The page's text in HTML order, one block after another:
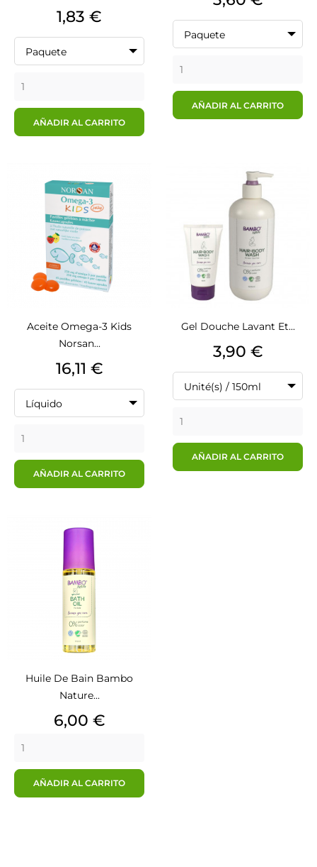
Precio
1,83 €
Paquete
AÑADIR AL CARRITO
Paquete
AÑADIR AL CARRITO
Aceite Omega-3 Kids
Norsan...
Precio
16,11 €
Líquido
AÑADIR AL CARRITO
Gel Douche Lavant Et...
Precio
3,90 €
Unité(s) / 150ml
AÑADIR AL CARRITO
Huile De Bain Bambo
Nature...
Precio
6,00 €
AÑADIR AL CARRITO